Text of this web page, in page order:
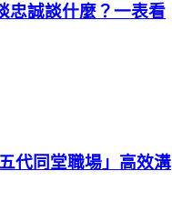
忠誠談什麼？一表看
代同堂職場」高效溝